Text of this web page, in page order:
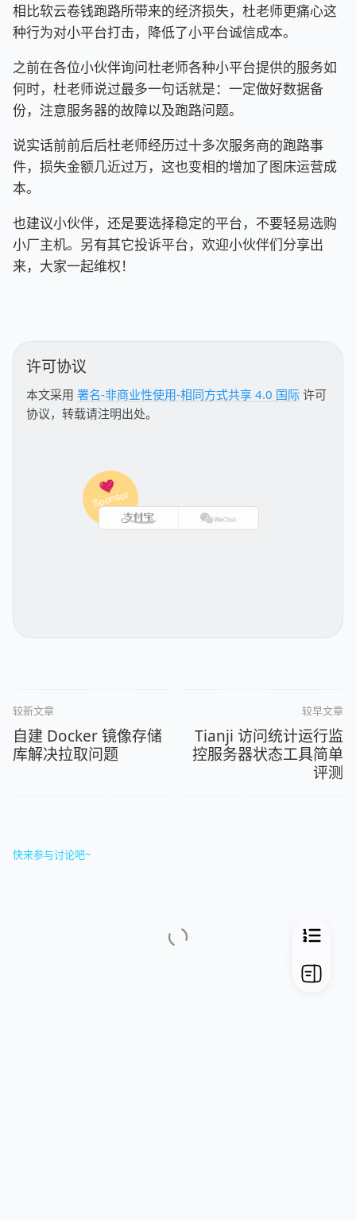
相比软云卷钱跑路所带来的经济损失，杜老师更痛心这
种行为对小平台打击，降低了小平台诚信成本。
之前在各位小伙伴询问杜老师各种小平台提供的服务如
何时，杜老师说过最多一句话就是：一定做好数据备
份，注意服务器的故障以及跑路问题。
说实话前前后后杜老师经历过十多次服务商的跑路事
件，损失金额几近过万，这也变相的增加了图床运营成
本。
也建议小伙伴，还是要选择稳定的平台，不要轻易选购
小厂主机。另有其它投诉平台，欢迎小伙伴们分享出
来，大家一起维权！
许可协议
本文采用 署名-非商业性使用-相同方式共享 4.0 国际 许可
协议，转载请注明出处。
较新文章
自建 Docker 镜像存储
库解决拉取问题
较早文章
Tianji 访问统计运行监
控服务器状态工具简单
评测
快来参与讨论吧~